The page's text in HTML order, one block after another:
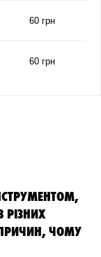
60 грн
60 грн
ЧОМУ